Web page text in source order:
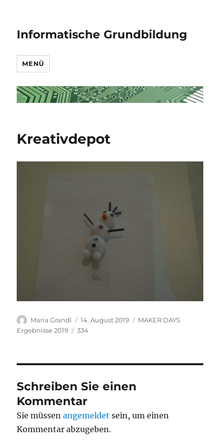
Informatische Grundbildung
MENÜ
Kreativdepot
Autor
Maria Grandl
Veröffentlicht
am
14. August 2019 Kategorien
MAKER DAYS
Ergebnisse 2019
Schlagwörter
334
Schreiben Sie einen
Kommentar
Sie müssenangemeldet sein, um einen
Kommentar abzugeben.